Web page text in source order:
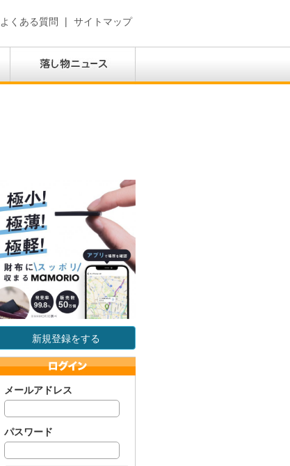
よくある質問 | サイトマップ
新規登録をする
メールアドレス
パスワード